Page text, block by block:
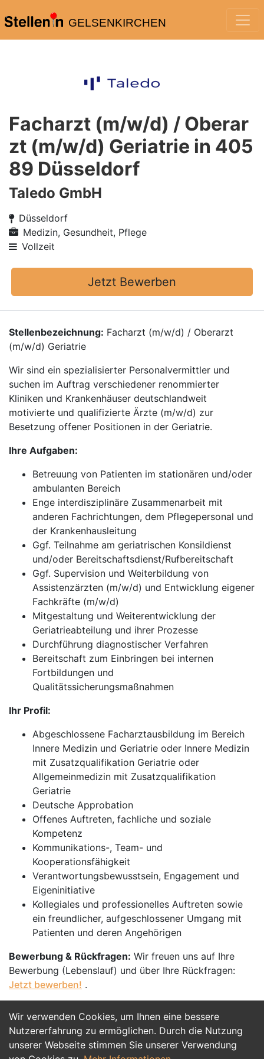
GELSENKIRCHEN
Wir verwenden Cookies, um Ihnen eine bessere
Nutzererfahrung zu ermöglichen. Durch die Nutzung
unserer Webseite stimmen Sie unserer Verwendung
Facharzt (m/w/d) / Oberar
zt (m/w/d) Geriatrie in 405
89 Düsseldorf
Taledo GmbH
Düsseldorf
Medizin, Gesundheit, Pflege
Vollzeit
Jetzt Bewerben
Stellenbezeichnung: Facharzt (m/w/d) / Oberarzt
(m/w/d) Geriatrie
Wir sind ein spezialisierter Personalvermittler und
suchen im Auftrag verschiedener renommierter
Kliniken und Krankenhäuser deutschlandweit
motivierte und qualifizierte Ärzte (m/w/d) zur
Besetzung offener Positionen in der Geriatrie.
Ihre Aufgaben:
Betreuung von Patienten im stationären und/oder
ambulanten Bereich
Enge interdisziplinäre Zusammenarbeit mit
anderen Fachrichtungen, dem Pflegepersonal und
der Krankenhausleitung
Ggf. Teilnahme am geriatrischen Konsildienst
und/oder Bereitschaftsdienst/Rufbereitschaft
Ggf. Supervision und Weiterbildung von
Assistenzärzten (m/w/d) und Entwicklung eigener
Fachkräfte (m/w/d)
Mitgestaltung und Weiterentwicklung der
Geriatrieabteilung und ihrer Prozesse
Durchführung diagnostischer Verfahren
Bereitschaft zum Einbringen bei internen
Fortbildungen und
Qualitätssicherungsmaßnahmen
Ihr Profil:
Abgeschlossene Facharztausbildung im Bereich
Innere Medizin und Geriatrie oder Innere Medizin
mit Zusatzqualifikation Geriatrie oder
Allgemeinmedizin mit Zusatzqualifikation
Geriatrie
Deutsche Approbation
Offenes Auftreten, fachliche und soziale
Kompetenz
Kommunikations-, Team- und
Kooperationsfähigkeit
Verantwortungsbewusstsein, Engagement und
Eigeninitiative
Kollegiales und professionelles Auftreten sowie
ein freundlicher, aufgeschlossener Umgang mit
Patienten und deren Angehörigen
Bewerbung & Rückfragen: Wir freuen uns auf Ihre
Bewerbung (Lebenslauf) und über Ihre Rückfragen:
Jetzt bewerben! .
Jetzt Bewerben